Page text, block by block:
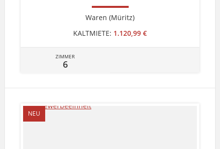
Waren (Müritz)
KALTMIETE: 1.120,99 €
ZIMMER
6
NEU